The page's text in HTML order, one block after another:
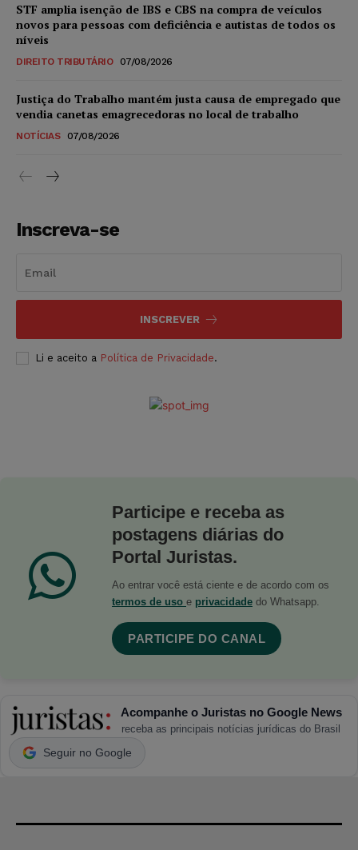
STF amplia isenção de IBS e CBS na compra de veículos
novos para pessoas com deficiência e autistas de todos os
níveis
DIREITO TRIBUTÁRIO 07/08/2026
Justiça do Trabalho mantém justa causa de empregado que
vendia canetas emagrecedoras no local de trabalho
NOTÍCIAS 07/08/2026
Inscreva-se
INSCREVER
Li e aceito a Política de Privacidade.
Participe e receba as
postagens diárias do
Portal Juristas.
Ao entrar você está ciente e de acordo com os
termos de uso e privacidade do Whatsapp.
PARTICIPE DO CANAL
Acompanhe o Juristas no Google News
receba as principais notícias jurídicas do Brasil
Seguir no Google